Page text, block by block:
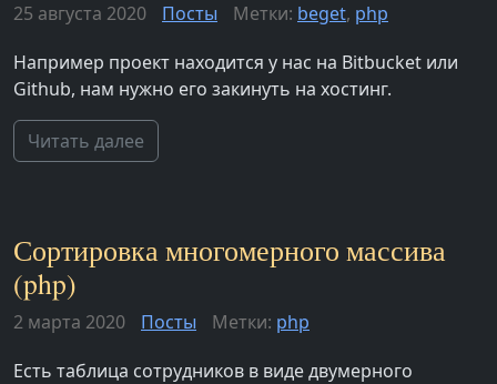
25 августа 2020 Посты Метки: beget, php
Например проект находится у нас на Bitbucket или
Github, нам нужно его закинуть на хостинг.
Читать далее
Сортировка многомерного массива
(php)
2 марта 2020 Посты Метки: php
Есть таблица сотрудников в виде двумерного